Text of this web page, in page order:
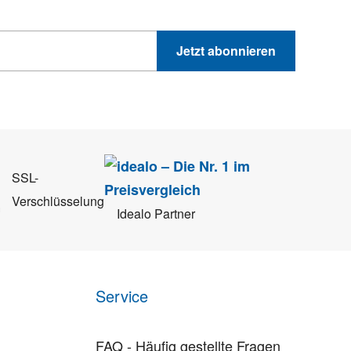
Jetzt abonnieren
SSL-
Verschlüsselung
Idealo Partner
Service
FAQ - Häufig gestellte Fragen